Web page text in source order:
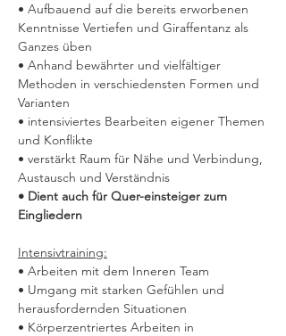
• Aufbauend auf die bereits erworbenen
Kenntnisse Vertiefen und Giraffentanz als
Ganzes üben
• Anhand bewährter und vielfältiger
Methoden in verschiedensten Formen und
Varianten
• intensiviertes Bearbeiten eigener Themen
und Konflikte
• verstärkt Raum für Nähe und Verbindung,
Austausch und Verständnis
• Dient auch für Quer-einsteiger zum
Eingliedern
Intensivtraining:
• Arbeiten mit dem Inneren Team
• Umgang mit starken Gefühlen und
herausfordernden Situationen
• Körperzentriertes Arbeiten in